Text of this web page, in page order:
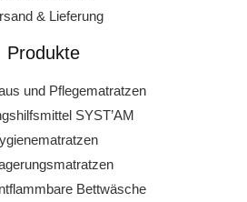
& Lieferung
Produkte
und Pflegematratzen
SYST’AM
Bettwäsche